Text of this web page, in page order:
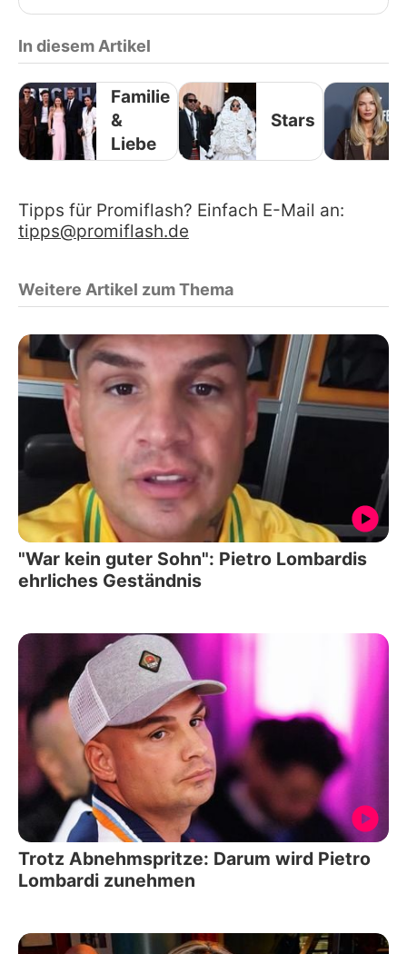
In diesem Artikel
Familie
&
Liebe
Stars
Tipps für Promiflash? Einfach E-Mail an:
tipps@promiflash.de
Weitere Artikel zum Thema
"War kein guter Sohn": Pietro Lombardis
ehrliches Geständnis
Trotz Abnehmspritze: Darum wird Pietro
Lombardi zunehmen